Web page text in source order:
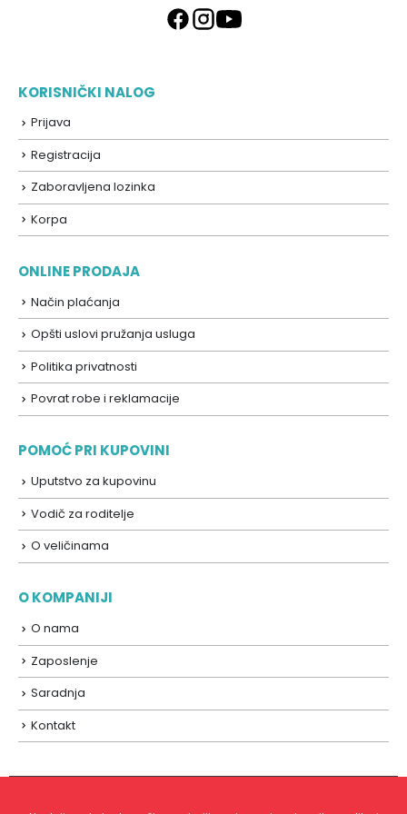
KORISNIČKI NALOG
Prijava
Registracija
Zaboravljena lozinka
Korpa
ONLINE PRODAJA
Način plaćanja
Opšti uslovi pružanja usluga
Politika privatnosti
Povrat robe i reklamacije
POMOĆ PRI KUPOVINI
Uputstvo za kupovinu
Vodič za roditelje
O veličinama
O KOMPANIJI
O nama
Zaposlenje
Saradnja
Kontakt